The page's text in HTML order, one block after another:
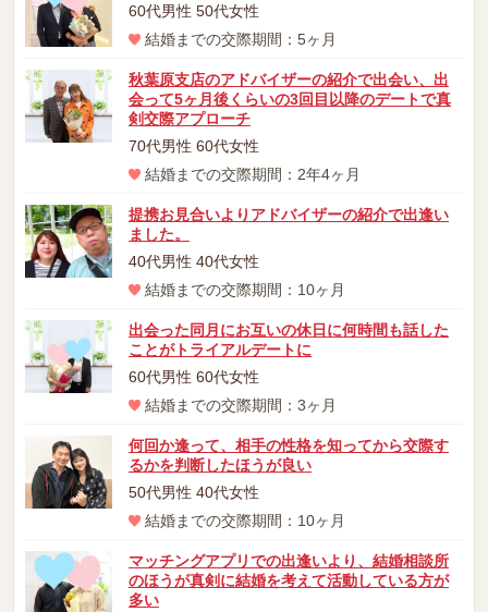
60代男性 50代女性
結婚までの交際期間：5ヶ月
秋葉原支店のアドバイザーの紹介で出会い、出
会って5ヶ月後くらいの3回目以降のデートで真
剣交際アプローチ
70代男性 60代女性
結婚までの交際期間：2年4ヶ月
提携お見合いよりアドバイザーの紹介で出逢い
ました。
40代男性 40代女性
結婚までの交際期間：10ヶ月
出会った同月にお互いの休日に何時間も話した
ことがトライアルデートに
60代男性 60代女性
結婚までの交際期間：3ヶ月
何回か逢って、相手の性格を知ってから交際す
るかを判断したほうが良い
50代男性 40代女性
結婚までの交際期間：10ヶ月
マッチングアプリでの出逢いより、結婚相談所
のほうが真剣に結婚を考えて活動している方が
多い